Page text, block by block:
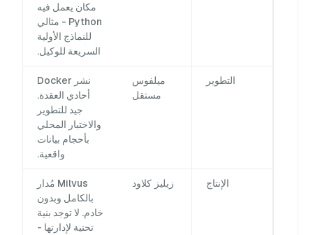
مكان يعمل فيه
Python - مثالي
للنماذج الأولية
السريعة للوكيل.
التطوير
ميلفوس
مستقل
نشر Docker
أحادي العقدة.
جيد للتطوير
والاختبار المحلي
بأحجام بيانات
واقعية.
الإنتاج زيليز كلاود
Milvus مُدار
بالكامل وبدون
خادم. لا توجد بنية
تحتية لإدارتها -